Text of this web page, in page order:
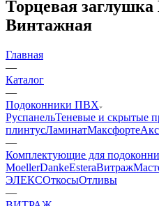
Торцевая
Винтажная
Главная
—
Каталог
—
Подоконники ПВХ
РуспанельТеневые и скрытые
плинтусЛаминатМаксфорте
—
Комплектующие для
MoellerDankeEsteraВитраж
ЭЛЕКСОткосыОтливы
—